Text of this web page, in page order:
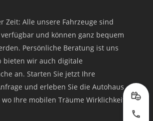
Zeit: Alle unsere Fahrzeuge sind
und können ganz bequem
Persönliche Beratung ist uns
bieten wir auch digitale
an. Starten Sie jetzt Ihre
und erleben Sie die Autohaus
wo Ihre mobilen Träume Wirklichkeit